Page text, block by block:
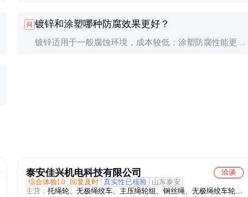
部位出现松动或变形也是更换的信号。
问 镀锌和涂塑哪种防腐效果更好？
镀锌适用于一般腐蚀环境，成本较低；涂塑防腐性能更
泰安佳兴机电科技有限公司
洽谈
综合体验L0
回复及时 真实性已核验
山东泰安
主营： 托绳轮、无极绳绞车、主压绳轮组、钢丝绳、无极绳绞车轮